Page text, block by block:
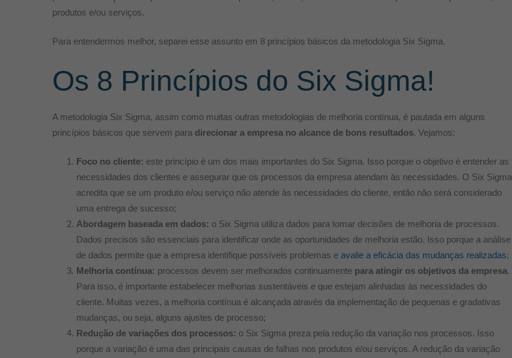
produtos e/ou serviços.
Para entendermos melhor, separei esse assunto em 8 princípios básicos da metodologia Six Sigma.
Os 8 Princípios do Six Sigma!
A metodologia Six Sigma, assim como muitas outras metodologias de melhoria contínua, é pautada em alguns
princípios básicos que servem para direcionar a empresa no alcance de bons resultados. Vejamos:
Foco no cliente: este princípio é um dos mais importantes do Six Sigma. Isso porque o objetivo é entender as
necessidades dos clientes e assegurar que os processos da empresa atendam às necessidades. O Six Sigma
acredita que se um produto e/ou serviço não atende às necessidades do cliente, então não será considerado
uma entrega de sucesso;
Abordagem baseada em dados: o Six Sigma utiliza dados para tomar decisões de melhoria de processos.
Dados precisos são essenciais para identificar onde as oportunidades de melhoria estão. Isso porque a análise
de dados permite que a empresa identifique possíveis problemas e avalie a eficácia das mudanças realizadas;
Melhoria contínua: processos devem ser melhorados continuamente para atingir os objetivos da empresa.
Para isso, é importante estabelecer melhorias sustentáveis e que estejam alinhadas às necessidades do
cliente. Muitas vezes, a melhoria contínua é alcançada através da implementação de pequenas e gradativas
mudanças, ou seja, alguns ajustes de processo;
Redução de variações dos processos: o Six Sigma preza pela redução da variação nos processos. Isso
porque a variação é uma das principais causas de falhas nos produtos e/ou serviços. A redução da variação